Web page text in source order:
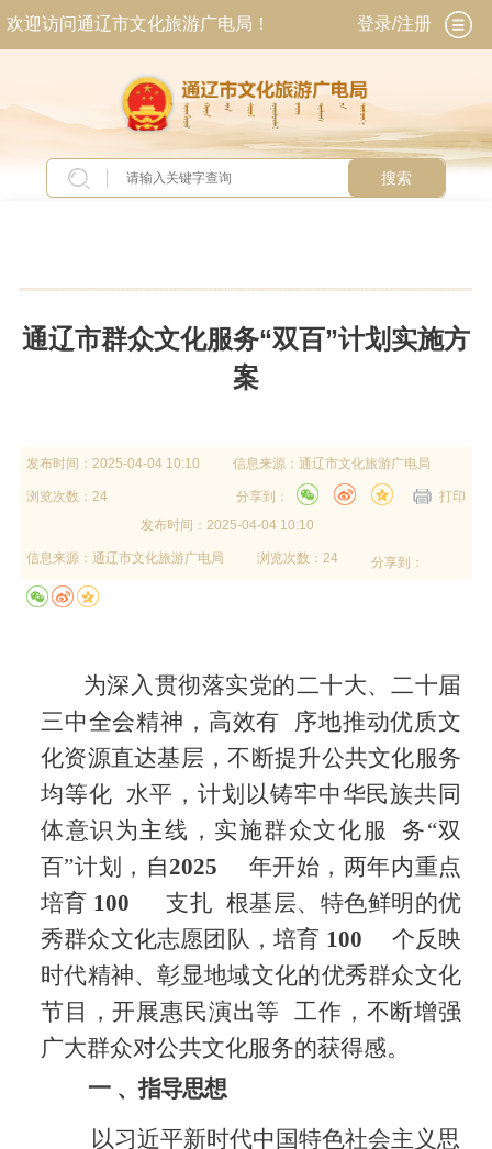
欢迎访问通辽市文化旅游广电局！ 登录/注册
搜索
当前位置：首页>政务公开>政府信息公开>法
通辽市群众文化服务“双百”计划实施方
案
发布时间： 2025-04-04 10:10 信息来源： 通辽市文化旅游广电局
浏览次数：24 打印
分享到：
发布时间： 2025-04-04 10:10
信息来源： 通辽市文化旅游广电局 浏览次数：24 分享到：
为深入贯彻落实党的二十大、二十届
三中全会精神，高效有
序地推动优质文
化资源直达基层，不断提升公共文化服务
均等化 水平，计划以铸牢中华民族共同
体意识为主线，实施群众文化服
务“双
百”计划，自2025 年开始，两年内重点
培育 100 支扎 根基层、特色鲜明的优
秀群众文化志愿团队，培育 100
个反映
时代精神、彰显地域文化的优秀群众文化
节目，开展惠民演出等
工作，不断增强
广大群众对公共文化服务的获得感。
一 、指导思想
以习近平新时代中国特色社会主义思